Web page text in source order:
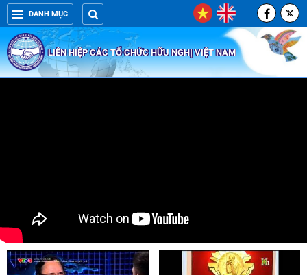
DANH MỤC
LIÊN HIỆP CÁC TỔ CHỨC HỮU NGHỊ VIỆT NAM